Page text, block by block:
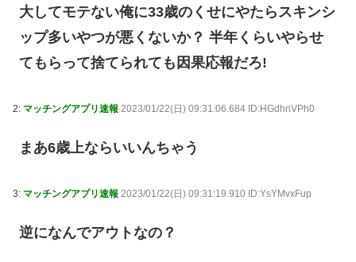
大してモテない俺に33歳のくせにやたらスキンシ
ップ多いやつが悪くないか？ 半年くらいやらせ
てもらって捨てられても因果応報だろ!
2: マッチングアプリ速報 2023/01/22(日) 09:31:06.684 ID:HGdhnVPh0
まあ6歳上ならいいんちゃう
3: マッチングアプリ速報 2023/01/22(日) 09:31:19.910 ID:YsYMvxFup
逆になんでアウトなの？